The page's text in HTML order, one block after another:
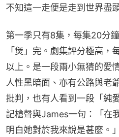
不知這一走便是走到世界盡
第一季只有8集，每集20分
「煲」完。劇集評分極高
以上。是一段兩小無猜的愛
人性黑暗面、亦有公路與老
批判，也有人看到一段「純
記槍聲與James一句：「在
明白她對於我來說是甚麼。